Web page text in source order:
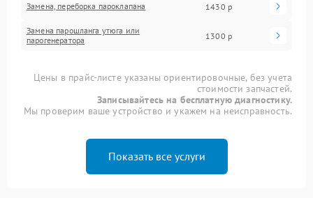
Замена, переборка пароклапана 1430 р
Замена парошланга утюга или
парогенератора
1300 р
Цены в прайс-листе указаны ориентировочные, без учета
стоимости запчастей.
Записывайтесь на бесплатную диагностику.
Мы проверим ваше устройство и укажем на неисправность.
Показать все услуги